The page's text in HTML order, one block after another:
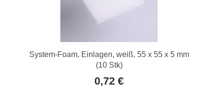
System-Foam, Einlagen, weiß, 55 x 55 x 5 mm
(10 Stk)
0,72 €